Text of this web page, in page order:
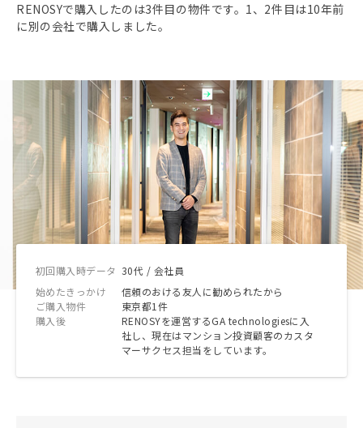
RENOSYで購入したのは3件目の物件です。1、2件目は10年前
に別の会社で購入しました。
初回購入時データ 30代 / 会社員
始めたきっかけ
信頼のおける友人に勧められたから
ご購入物件
東京都1件
購入後
RENOSYを運営するGA technologiesに入
社し、現在はマンション投資顧客のカスタ
マーサクセス担当をしています。